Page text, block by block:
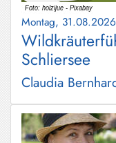
Montag,
Schliersee
Claudia